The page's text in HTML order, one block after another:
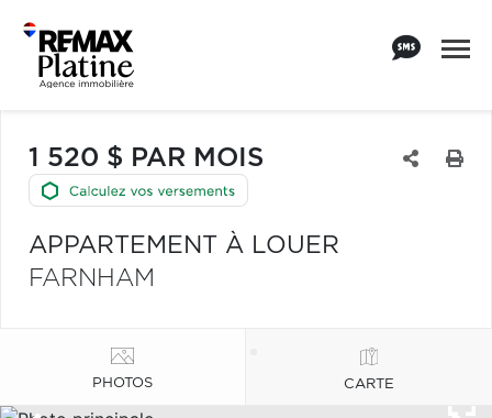
1 520 $ PAR MOIS
APPARTEMENT À LOUER
FARNHAM
PHOTOS CARTE